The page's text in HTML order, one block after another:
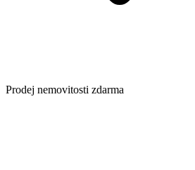
Prodej nemovitosti zdarma